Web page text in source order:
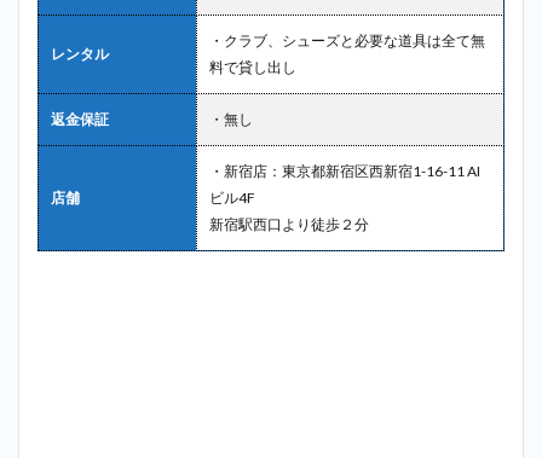
レンタル
・クラブ、シューズと必要な道具は全て無
料で貸し出し
返金保証 ・無し
店舗
・新宿店：東京都新宿区西新宿1-16-11 AI
ビル4F
新宿駅西口より徒歩２分